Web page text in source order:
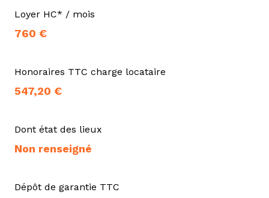
Loyer HC* / mois
760 €
Honoraires TTC charge locataire
547,20 €
Dont état des lieux
Non renseigné
Dépôt de garantie TTC